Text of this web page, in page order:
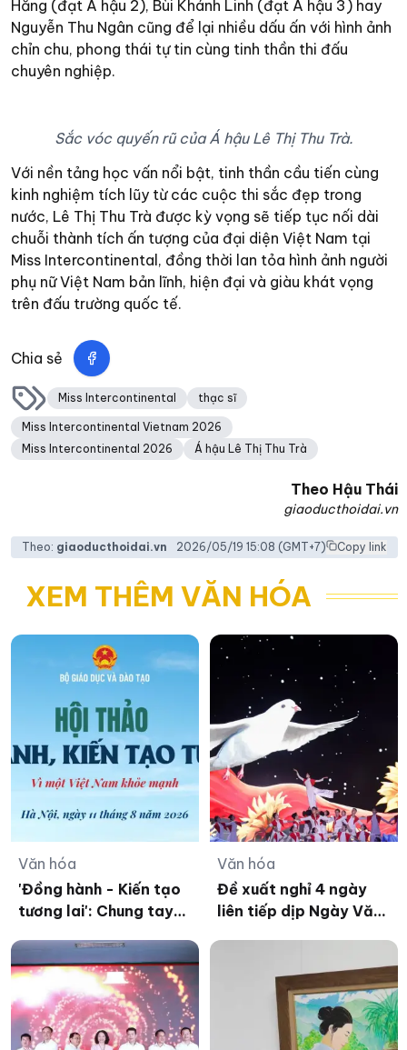
Hằng (đạt Á hậu 2), Bùi Khánh Linh (đạt Á hậu 3) hay
Nguyễn Thu Ngân cũng để lại nhiều dấu ấn với hình ảnh
chỉn chu, phong thái tự tin cùng tinh thần thi đấu
chuyên nghiệp.
Sắc vóc quyến rũ của Á hậu Lê Thị Thu Trà.
Với nền tảng học vấn nổi bật, tinh thần cầu tiến cùng
kinh nghiệm tích lũy từ các cuộc thi sắc đẹp trong
nước, Lê Thị Thu Trà được kỳ vọng sẽ tiếp tục nối dài
chuỗi thành tích ấn tượng của đại diện Việt Nam tại
Miss Intercontinental, đồng thời lan tỏa hình ảnh người
phụ nữ Việt Nam bản lĩnh, hiện đại và giàu khát vọng
trên đấu trường quốc tế.
Chia sẻ
Miss Intercontinental thạc sĩ
Miss Intercontinental Vietnam 2026
Miss Intercontinental 2026
Á hậu Lê Thị Thu Trà
Theo Hậu Thái
giaoducthoidai.vn
Theo: giaoducthoidai.vn 2026/05/19 15:08 (GMT+7) Copy link
XEM THÊM VĂN HÓA
Văn hóa
'Đồng hành - Kiến tạo
tương lai': Chung tay
Văn hóa
Đề xuất nghỉ 4 ngày
liên tiếp dịp Ngày Văn